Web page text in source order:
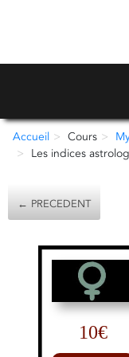
Accueil Cours
Les indices
← PRECEDENT
10€